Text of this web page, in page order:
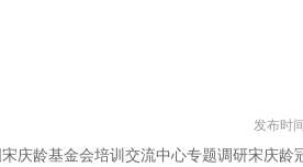
发布时
庆龄基金会培训交流中心专题调研宋庆龄